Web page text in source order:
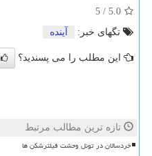
5.0
/
5
تگهای خبر:
آینده
این مطلب را می پسندید؟
تازه ترین مطالب مرتبط
خردسالان در تونل وحشت فیلترشکن ها